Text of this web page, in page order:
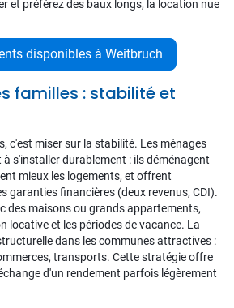
et préférez des baux longs, la location nue
disponibles à Weitbruch
familles : stabilité et
c'est miser sur la stabilité. Les ménages
s'installer durablement : ils déménagent
mieux les logements, et offrent
garanties financières (deux revenus, CDI).
des maisons ou grands appartements,
locative et les périodes de vacance. La
dans les communes attractives :
transports. Cette stratégie offre
d'un rendement parfois légèrement